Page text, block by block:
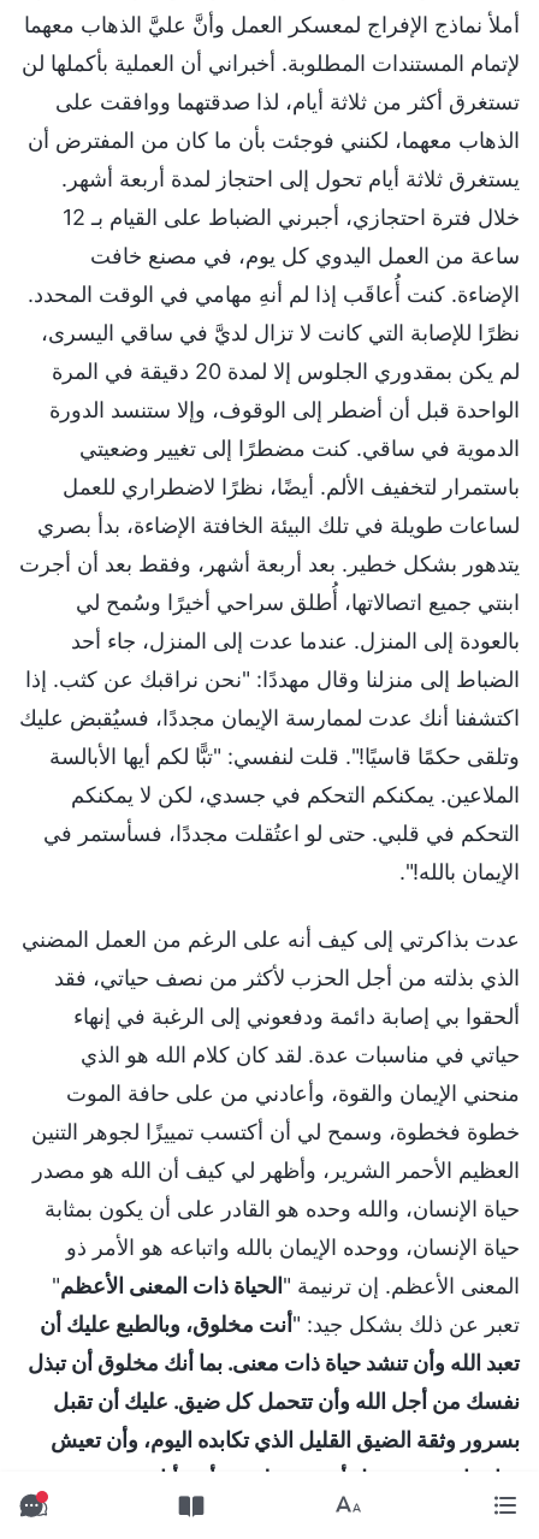
أملأ نماذج الإفراج لمعسكر العمل وأنَّ عليَّ الذهاب معهما
لإتمام المستندات المطلوبة. أخبراني أن العملية بأكملها لن
تستغرق أكثر من ثلاثة أيام، لذا صدقتهما ووافقت على
الذهاب معهما، لكنني فوجئت بأن ما كان من المفترض أن
يستغرق ثلاثة أيام تحول إلى احتجاز لمدة أربعة أشهر.
خلال فترة احتجازي، أجبرني الضباط على القيام بـ 12
ساعة من العمل اليدوي كل يوم، في مصنع خافت
الإضاءة. كنت أُعاقَب إذا لم أنهِ مهامي في الوقت المحدد.
نظرًا للإصابة التي كانت لا تزال لديَّ في ساقي اليسرى،
لم يكن بمقدوري الجلوس إلا لمدة 20 دقيقة في المرة
الواحدة قبل أن أضطر إلى الوقوف، وإلا ستنسد الدورة
الدموية في ساقي. كنت مضطرًا إلى تغيير وضعيتي
باستمرار لتخفيف الألم. أيضًا، نظرًا لاضطراري للعمل
لساعات طويلة في تلك البيئة الخافتة الإضاءة، بدأ بصري
يتدهور بشكل خطير. بعد أربعة أشهر، وفقط بعد أن أجرت
ابنتي جميع اتصالاتها، أُطلق سراحي أخيرًا وسُمح لي
بالعودة إلى المنزل. عندما عدت إلى المنزل، جاء أحد
الضباط إلى منزلنا وقال مهددًا: "نحن نراقبك عن كثب. إذا
اكتشفنا أنك عدت لممارسة الإيمان مجددًا، فسيُقبض عليك
وتلقى حكمًا قاسيًا!". قلت لنفسي: "تبًّا لكم أيها الأبالسة
الملاعين. يمكنكم التحكم في جسدي، لكن لا يمكنكم
التحكم في قلبي. حتى لو اعتُقلت مجددًا، فسأستمر في
الإيمان بالله!".
عدت بذاكرتي إلى كيف أنه على الرغم من العمل المضني
الذي بذلته من أجل الحزب لأكثر من نصف حياتي، فقد
ألحقوا بي إصابة دائمة ودفعوني إلى الرغبة في إنهاء
حياتي في مناسبات عدة. لقد كان كلام الله هو الذي
منحني الإيمان والقوة، وأعادني من على حافة الموت
خطوة فخطوة، وسمح لي أن أكتسب تمييزًا لجوهر التنين
العظيم الأحمر الشرير، وأظهر لي كيف أن الله هو مصدر
حياة الإنسان، والله وحده هو القادر على أن يكون بمثابة
حياة الإنسان، ووحده الإيمان بالله واتباعه هو الأمر ذو
المعنى الأعظم. إن ترنيمة "الحياة ذات المعنى الأعظم"
تعبر عن ذلك بشكل جيد: "أنت مخلوق، وبالطبع عليك أن
تعبد الله وأن تنشد حياة ذات معنى. بما أنك مخلوق أن تبذل
نفسك من أجل الله وأن تتحمل كل ضيق. عليك أن تقبل
بسرور وثقة الضيق القليل الذي تكابده اليوم، وأن تعيش
حياة ذات معنى مثل أيوب وبطرس. أنتم أناس يسعون نحو
الطريق الصحيح، وينشدون التحسُّن. أنتم أناس تنهضون في